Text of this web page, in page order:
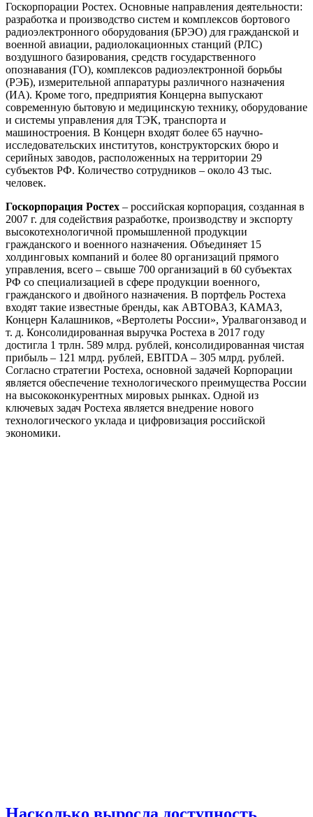
Госкорпорации Ростех. Основные направления деятельности:
разработка и производство систем и комплексов бортового
радиоэлектронного оборудования (БРЭО) для гражданской и
военной авиации, радиолокационных станций (РЛС)
воздушного базирования, средств государственного
опознавания (ГО), комплексов радиоэлектронной борьбы
(РЭБ), измерительной аппаратуры различного назначения
(ИА). Кроме того, предприятия Концерна выпускают
современную бытовую и медицинскую технику, оборудование
и системы управления для ТЭК, транспорта и
машиностроения. В Концерн входят более 65 научно-
исследовательских институтов, конструкторских бюро и
серийных заводов, расположенных на территории 29
субъектов РФ. Количество сотрудников – около 43 тыс.
человек.
Госкорпорация Ростех – российская корпорация, созданная в
2007 г. для содействия разработке, производству и экспорту
высокотехнологичной промышленной продукции
гражданского и военного назначения. Объединяет 15
холдинговых компаний и более 80 организаций прямого
управления, всего – свыше 700 организаций в 60 субъектах
РФ со специализацией в сфере продукции военного,
гражданского и двойного назначения. В портфель Ростеха
входят такие известные бренды, как АВТОВАЗ, КАМАЗ,
Концерн Калашников, «Вертолеты России», Уралвагонзавод и
т. д. Консолидированная выручка Ростеха в 2017 году
достигла 1 трлн. 589 млрд. рублей, консолидированная чистая
прибыль – 121 млрд. рублей, EBITDA – 305 млрд. рублей.
Согласно стратегии Ростеха, основной задачей Корпорации
является обеспечение технологического преимущества России
на высококонкурентных мировых рынках. Одной из
ключевых задач Ростеха является внедрение нового
технологического уклада и цифровизация российской
экономики.
Насколько выросла доступность